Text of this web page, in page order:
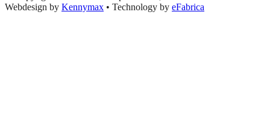
Webdesign by Kennymax • Technology by eFabrica